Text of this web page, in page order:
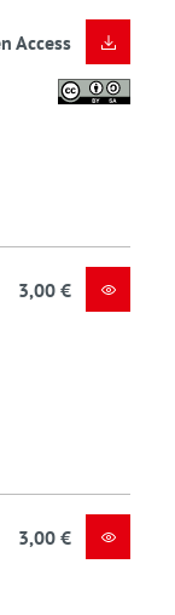
Access
3,00 €
3,00 €